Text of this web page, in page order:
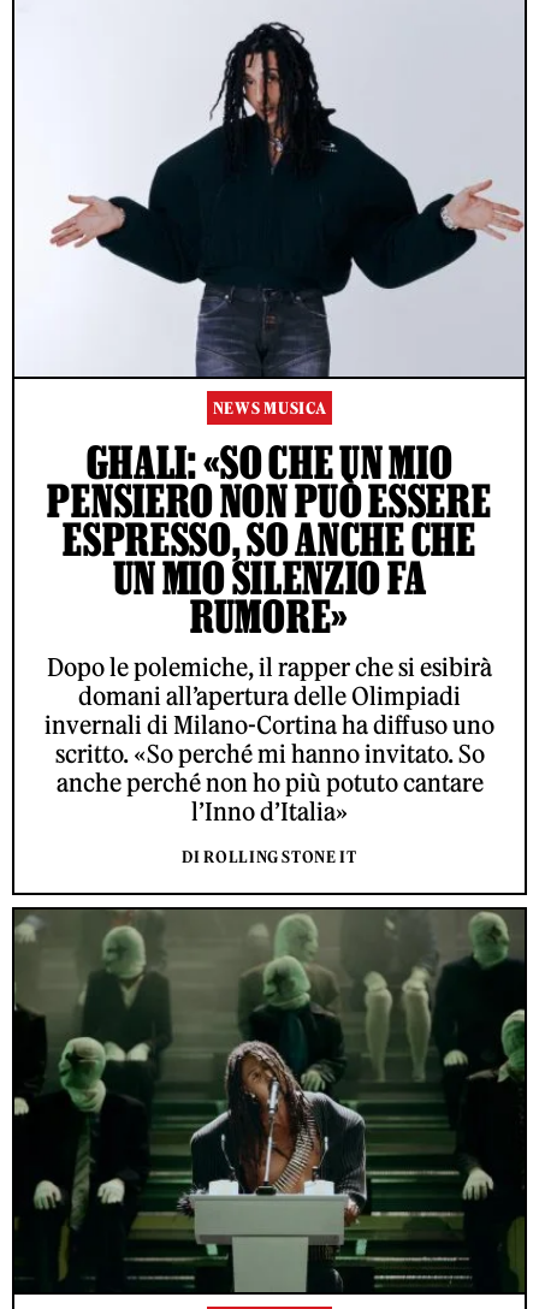
NEWS MUSICA
GHALI: «SO CHE UN MIO
PENSIERO NON PUÒ ESSERE
ESPRESSO, SO ANCHE CHE
UN MIO SILENZIO FA
RUMORE»
Dopo le polemiche, il rapper che si esibirà
domani all’apertura delle Olimpiadi
invernali di Milano-Cortina ha diffuso uno
scritto. «So perché mi hanno invitato. So
anche perché non ho più potuto cantare
l’Inno d’Italia»
DI ROLLING STONE IT